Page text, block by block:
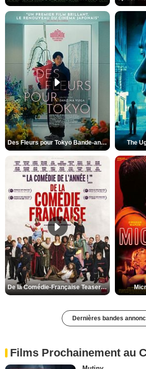
Des Fleurs pour Tokyo Bande-annonce VO STFR The
De la Comédie-Française Teaser (3) VF
Dernières bandes
Films Prochainement au